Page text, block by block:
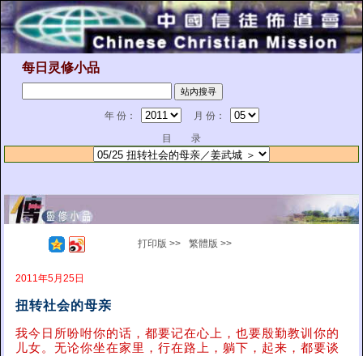
每日灵修小品
年 份：
月 份：
目 录
打印版 >> 繁體版 >>
2011年5月25日
扭转社会的母亲
我今日所吩咐你的话，都要记在心上，也要殷勤教训你的
儿女。无论你坐在家里，行在路上，躺下，起来，都要谈